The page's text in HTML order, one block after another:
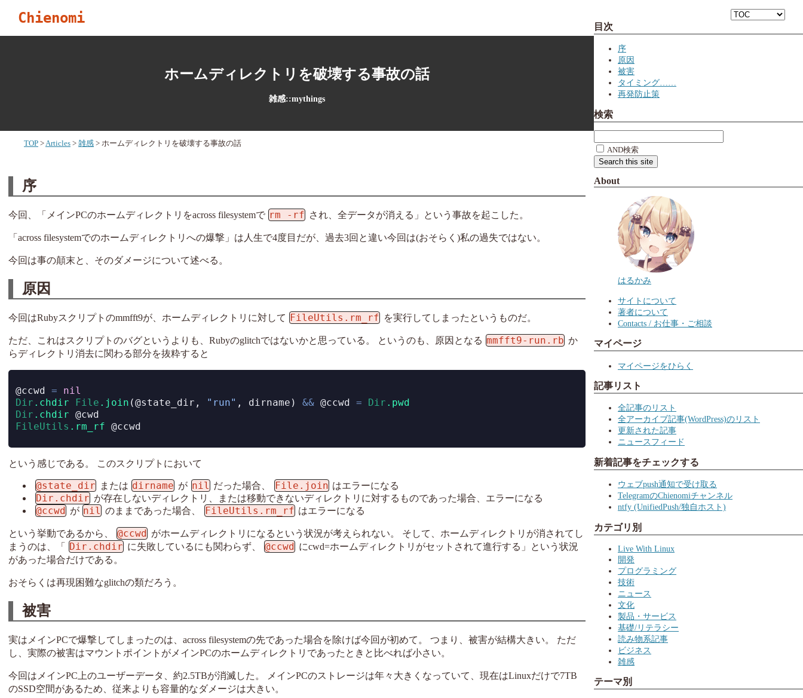
Chienomi
ホームディレクトリを破壊する事故の話
雑感::mythings
TOP Articles 雑感 ホームディレクトリを破壊する事故の話
序
今回、「メインPCのホームディレクトリをacross filesystemで rm -rf され、全データが消える」という事故を起こした。
「across filesystemでのホームディレクトリへの爆撃」は人生で4度目だが、過去3回と違い今回は(おそらく)私の過失ではない。
今回は事の顛末と、そのダメージについて述べる。
原因
今回はRubyスクリプトのmmfft9が、ホームディレクトリに対して FileUtils.rm_rf を実行してしまったというものだ。
ただ、これはスクリプトのバグというよりも、Rubyのglitchではないかと思っている。 というのも、原因となる mmfft9-run.rb か
らディレクトリ消去に関わる部分を抜粋すると
@ccwd =
nil
Dir .chdir File .join (@state_dir , "run" , dirname) && @ccwd = Dir .pwd
Dir .chdir @cwd
FileUtils .rm_rf @ccwd
という感じである。 このスクリプトにおいて
@state_dir または dirname が nil だった場合、 File.join はエラーになる
Dir.chdir が存在しないディレクトリ、または移動できないディレクトリに対するものであった場合、エラーになる
@ccwd が nil のままであった場合、 FileUtils.rm_rf はエラーになる
という挙動であるから、 @ccwd がホームディレクトリになるという状況が考えられない。 そして、ホームディレクトリが消されてし
まうのは、「
Dir.chdir に失敗しているにも関わらず、 @ccwd にcwd=ホームディレクトリがセットされて進行する」という状況
があった場合だけである。
おそらくは再現困難なglitchの類だろう。
被害
実はメインPCで爆撃してしまったのは、across filesystemの先であった場合を除けば今回が初めて。 つまり、被害が結構大きい。 ただ
し、実際の被害はマウントポイントがメインPCのホームディレクトリであったときと比べれば小さい。
今回はメインPC上のユーザーデータ、約2.5TBが消滅した。 メインPCのストレージは年々大きくなっていて、現在はLinuxだけで7TB
のSSD空間があるため、従来よりも容量的なダメージは大きい。
目次
序
原因
被害
タイミング……
再発防止策
検索
AND検索
About
はるかみ
サイトについて
著者について
Contacts / お仕事・ご相談
マイページ
マイページをひらく
記事リスト
全記事のリスト
全アーカイブ記事(WordPress)のリスト
更新された記事
ニュースフィード
新着記事をチェックする
ウェブpush通知で受け取る
TelegramのChienomiチャンネル
ntfy (UnifiedPush/独自ホスト)
カテゴリ別
Live With Linux
開発
プログラミング
技術
ニュース
文化
製品・サービス
基礎/リテラシー
読み物系記事
ビジネス
雑感
テーマ別